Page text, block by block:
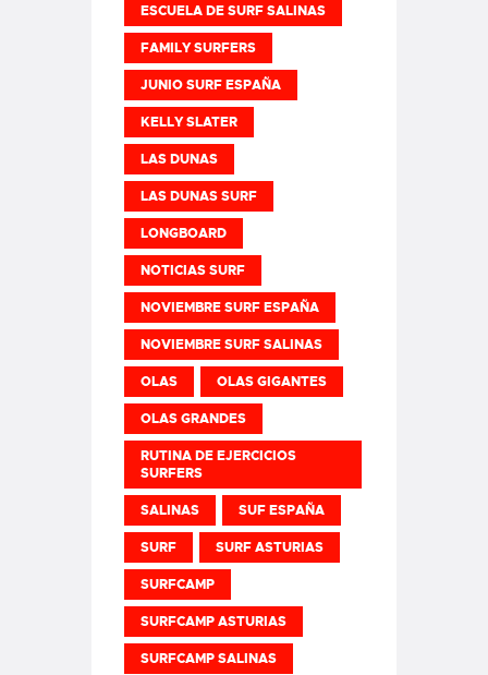
ESCUELA DE SURF SALINAS
FAMILY SURFERS
JUNIO SURF ESPAÑA
KELLY SLATER
LAS DUNAS
LAS DUNAS SURF
LONGBOARD
NOTICIAS SURF
NOVIEMBRE SURF ESPAÑA
NOVIEMBRE SURF SALINAS
OLAS OLAS GIGANTES
OLAS GRANDES
RUTINA DE EJERCICIOS
SURFERS
SALINAS SUF ESPAÑA
SURF SURF ASTURIAS
SURFCAMP
SURFCAMP ASTURIAS
SURFCAMP SALINAS